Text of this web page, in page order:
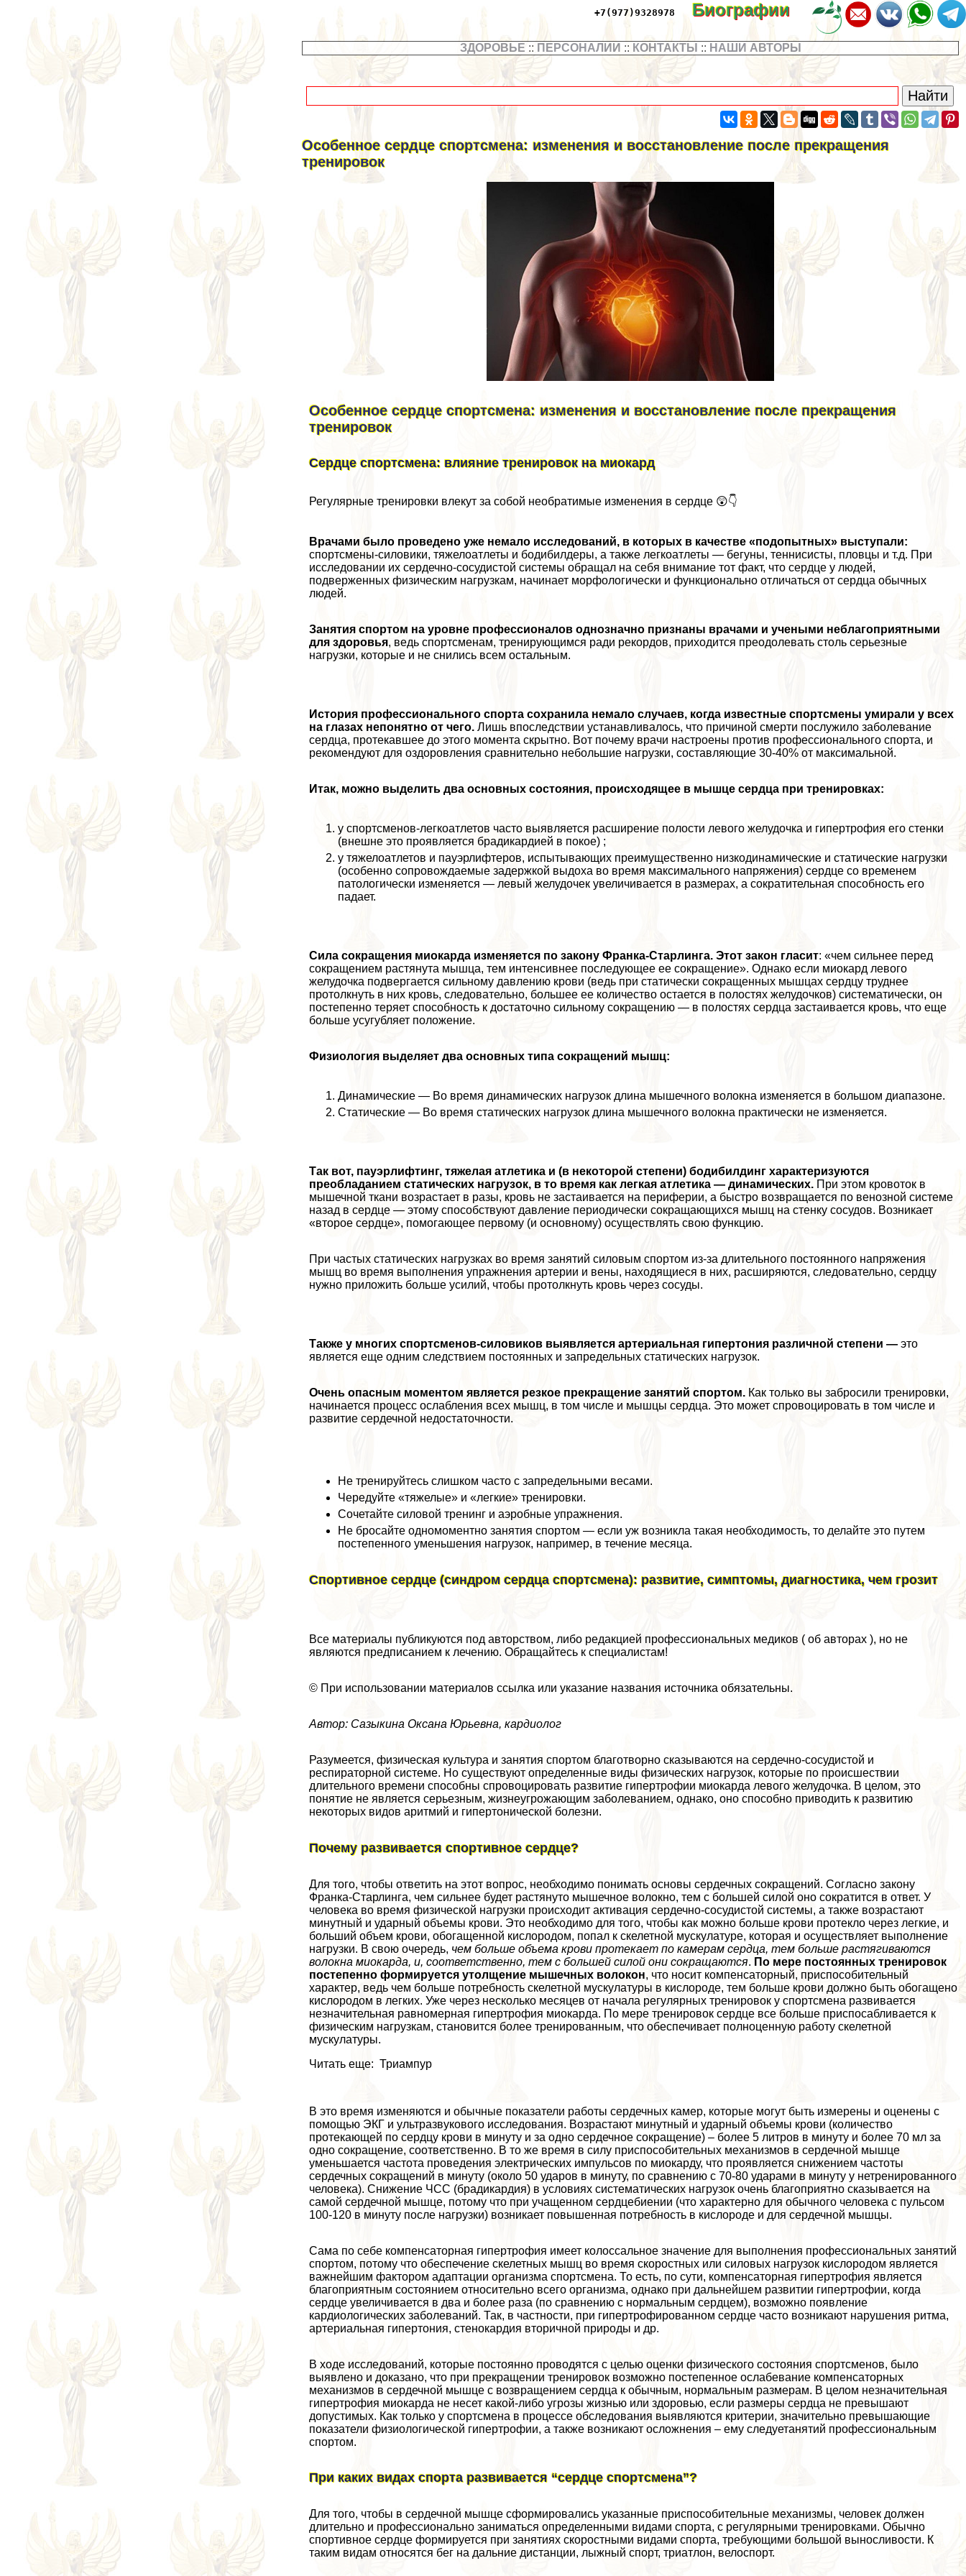
+7(977)9328978 Биографии
ЗДОРОВЬЕ :: ПЕРСОНАЛИИ :: КОНТАКТЫ :: НАШИ АВТОРЫ
Особенное сердце спортсмена: изменения и восстановление после прекращения
тренировок
Особенное сердце спортсмена: изменения и восстановление после прекращения
тренировок
Сердце спортсмена: влияние тренировок на миокард
Регулярные тренировки влекут за собой необратимые изменения в сердце 😲👇
Врачами было проведено уже немало исследований, в которых в качестве «подопытных» выступали:
спортсмены-силовики, тяжелоатлеты и бодибилдеры, а также легкоатлеты — бегуны, теннисисты, пловцы и т.д. При
исследовании их сердечно-сосудистой системы обращал на себя внимание тот факт, что сердце у людей,
подверженных физическим нагрузкам, начинает морфологически и функционально отличаться от сердца обычных
людей.
Занятия спортом на уровне профессионалов однозначно признаны врачами и учеными нeблагоприятными
для здоровья, ведь спортсменам, тренирующимся ради рекордов, приходится преодолевать столь серьезные
нагрузки, которые и не снились всем остальным.
История профессионального спорта сохранила немало случаев, когда известные спортсмены умирали у всех
на глазах непонятно от чего. Лишь впоследствии устанавливалось, что причиной cмepти послужило заболевание
сердца, протекавшее до этого момента скрытно. Вот почему врачи настроены против профессионального спорта, и
рекомендуют для оздоровления сравнительно небольшие нагрузки, составляющие 30-40% от максимальной.
Итак, можно выделить два основных состояния, происходящее в мышце сердца при тренировках:
у спортсменов-легкоатлетов часто выявляется расширение полости левого желудочка и гипертрофия его стенки
(внешне это проявляется брадикардией в покое) ;
у тяжелоатлетов и пауэрлифтеров, испытывающих преимущественно низкодинамические и статические нагрузки
(особенно сопровождаемые задержкой выдоха во время максимального напряжения) сердце со временем
патологически изменяется — левый желудочек увеличивается в размерах, а сократительная способность его
падает.
Сила сокращения миокарда изменяется по закону Франка-Старлинга. Этот закон гласит: «чем сильнее перед
сокращением растянута мышца, тем интенсивнее последующее ее сокращение». Однако если миокард левого
желудочка подвергается сильному давлению крови (ведь при статически сокращенных мышцах сердцу труднее
протолкнуть в них кровь, следовательно, большее ее количество остается в полостях желудочков) систематически, он
постепенно теряет способность к достаточно сильному сокращению — в полостях сердца застаивается кровь, что еще
больше усугубляет положение.
Физиология выделяет два основных типа сокращений мышц:
Динамические — Во время динамических нагрузок длина мышечного волокна изменяется в большом диапазоне.
Статические — Во время статических нагрузок длина мышечного волокна пpaктически не изменяется.
Так вот, пауэрлифтинг, тяжелая атлетика и (в некоторой степени) бодибилдинг хаpaктеризуются
преобладанием статических нагрузок, в то время как легкая атлетика — динамических. При этом кровоток в
мышечной ткани возрастает в разы, кровь не застаивается на периферии, а быстро возвращается по венозной системе
назад в сердце — этому способствуют давление периодически сокращающихся мышц на стенку сосудов. Возникает
«второе сердце», помогающее первому (и основному) осуществлять свою функцию.
При частых статических нагрузках во время занятий силовым спортом из-за длительного постоянного напряжения
мышц во время выполнения упражнения артерии и вены, находящиеся в них, расширяются, следовательно, сердцу
нужно приложить больше усилий, чтобы протолкнуть кровь через сосуды.
Также у многих спортсменов-силовиков выявляется артериальная гипертония различной степени — это
является еще одним следствием постоянных и запредельных статических нагрузок.
Очень опасным моментом является резкое прекращение занятий спортом. Как только вы забросили тренировки,
начинается процесс ослабления всех мышц, в том числе и мышцы сердца. Это может спровоцировать в том числе и
развитие сердечной недостаточности.
Не тренируйтесь слишком часто с запредельными весами.
Чередуйте «тяжелые» и «легкие» тренировки.
Сочетайте силовой тренинг и аэробные упражнения.
Не бросайте одномоментно занятия спортом — если уж возникла такая необходимость, то делайте это путем
постепенного уменьшения нагрузок, например, в течение месяца.
Спортивное сердце (синдром сердца спортсмена): развитие, симптомы, диагностика, чем грозит
Все материалы публикуются под авторством, либо редакцией профессиональных медиков ( об авторах ), но не
являются предписанием к лечению. Обращайтесь к специалистам!
© При использовании материалов ссылка или указание названия источника обязательны.
Автор: Сазыкина Оксана Юрьевна, кардиолог
Разумеется, физическая культура и занятия спортом благотворно сказываются на сердечно-сосудистой и
респираторной системе. Но существуют определенные виды физических нагрузок, которые по происшествии
длительного времени способны спровоцировать развитие гипертрофии миокарда левого желудочка. В целом, это
понятие не является серьезным, жизнеугрожающим заболеванием, однако, оно способно приводить к развитию
некоторых видов аритмий и гипертонической болезни.
Почему развивается спортивное сердце?
Для того, чтобы ответить на этот вопрос, необходимо понимать основы сердечных сокращений. Согласно закону
Франка-Старлинга, чем сильнее будет растянуто мышечное волокно, тем с большей силой оно сократится в ответ. У
человека во время физической нагрузки происходит активация сердечно-сосудистой системы, а также возрастают
минутный и ударный объемы крови. Это необходимо для того, чтобы как можно больше крови протекло через легкие, и
больший объем крови, обогащенной кислородом, попал к скелетной мускулатуре, которая и осуществляет выполнение
нагрузки. В свою очередь, чем больше объема крови протекает по камерам сердца, тем больше растягиваются
волокна миокарда, и, соответственно, тем с большей силой они сокращаются. По мере постоянных тренировок
постепенно формируется утолщение мышечных волокон, что носит компенсаторный, приспособительный
хаpaктер, ведь чем больше потребность скелетной мускулатуры в кислороде, тем больше крови должно быть обогащено
кислородом в легких. Уже через несколько месяцев от начала регулярных тренировок у спортсмена развивается
незначительная равномерная гипертрофия миокарда. По мере тренировок сердце все больше приспосабливается к
физическим нагрузкам, становится более тренированным, что обеспечивает полноценную работу скелетной
мускулатуры.
Читать еще: Триампур
В это время изменяются и обычные показатели работы сердечных камер, которые могут быть измерены и оценены с
помощью ЭКГ и ультразвукового исследования. Возрастают минутный и ударный объемы крови (количество
протекающей по сердцу крови в минуту и за одно сердечное сокращение) – более 5 литров в минуту и более 70 мл за
одно сокращение, соответственно. В то же время в силу приспособительных механизмов в сердечной мышце
уменьшается частота проведения электрических импульсов по миокарду, что проявляется снижением частоты
сердечных сокращений в минуту (около 50 ударов в минуту, по сравнению с 70-80 ударами в минуту у нетренированного
человека). Снижение ЧСС (брадикардия) в условиях систематических нагрузок очень благоприятно сказывается на
самой сердечной мышце, потому что при учащенном сердцебиении (что хаpaктерно для обычного человека с пульсом
100-120 в минуту после нагрузки) возникает повышенная потребность в кислороде и для сердечной мышцы.
Сама по себе компенсаторная гипертрофия имеет колоссальное значение для выполнения профессиональных занятий
спортом, потому что обеспечение скелетных мышц во время скоростных или силовых нагрузок кислородом является
важнейшим фактором адаптации организма спортсмена. То есть, по сути, компенсаторная гипертрофия является
благоприятным состоянием относительно всего организма, однако при дальнейшем развитии гипертрофии, когда
сердце увеличивается в два и более раза (по сравнению с нормальным сердцем), возможно появление
кардиологических заболеваний. Так, в частности, при гипертрофированном сердце часто возникают нарушения ритма,
артериальная гипертония, стенокардия вторичной природы и др.
В ходе исследований, которые постоянно проводятся с целью оценки физического состояния спортсменов, было
выявлено и доказано, что при прекращении тренировок возможно постепенное ослабевание компенсаторных
механизмов в сердечной мышце с возвращением сердца к обычным, нормальным размерам. В целом незначительная
гипертрофия миокарда не несет какой-либо угрозы жизнью или здоровью, если размеры сердца не превышают
допустимых. Как только у спортсмена в процессе обследования выявляются критерии, значительно превышающие
показатели физиологической гипертрофии, а также возникают осложнения – ему следуетанятий профессиональным
спортом.
При каких видах спорта развивается “сердце спортсмена”?
Для того, чтобы в сердечной мышце сформировались указанные приспособительные механизмы, человек должен
длительно и профессионально заниматься определенными видами спорта, с регулярными тренировками. Обычно
спортивное сердце формируется при занятиях скоростными видами спорта, требующими большой выносливости. К
таким видам относятся бег на дальние дистанции, лыжный спорт, триатлон, велоспорт.